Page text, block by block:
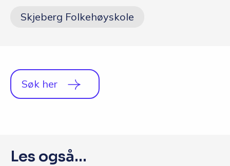
Valgfag
Q&A
Opptakskrav og priser
Skjeberg Folkehøyskole
Søk her
Les også...